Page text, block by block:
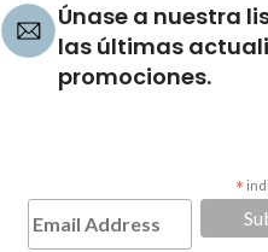
Únase a nuestra
las últimas
promociones.
*